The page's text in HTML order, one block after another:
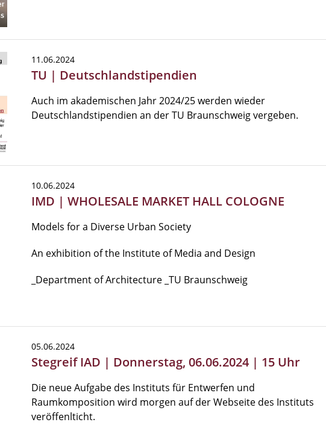
11.06.2024
TU | Deutschlandstipendien
Auch im akademischen Jahr 2024/25 werden wieder
Deutschlandstipendien an der TU Braunschweig vergeben.
10.06.2024
IMD | WHOLESALE MARKET HALL COLOGNE
Models for a Diverse Urban Society
An exhibition of the Institute of Media and Design
_Department of Architecture _TU Braunschweig
05.06.2024
Stegreif IAD | Donnerstag, 06.06.2024 | 15 Uhr
Die neue Aufgabe des Instituts für Entwerfen und
Raumkomposition wird morgen auf der Webseite des Instituts
veröffenlticht.